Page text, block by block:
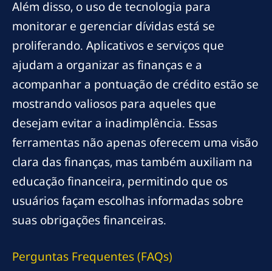
Além disso, o uso de tecnologia para
monitorar e gerenciar dívidas está se
proliferando. Aplicativos e serviços que
ajudam a organizar as finanças e a
acompanhar a pontuação de crédito estão se
mostrando valiosos para aqueles que
desejam evitar a inadimplência. Essas
ferramentas não apenas oferecem uma visão
clara das finanças, mas também auxiliam na
educação financeira, permitindo que os
usuários façam escolhas informadas sobre
suas obrigações financeiras.
Perguntas Frequentes (FAQs)